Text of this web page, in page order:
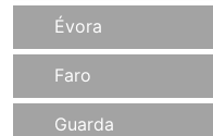
Évora
Faro
Guarda